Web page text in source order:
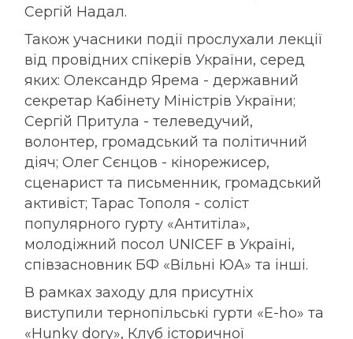
Сергій Надал.
Також учасники події прослухали лекції
від провідних спікерів України, серед
яких: Олександр Ярема - державний
секретар Кабінету Міністрів України;
Сергій Притула - телеведучий,
волонтер, громадський та політичний
діяч; Олег Сєнцов - кінорежисер,
сценарист та письменник, громадський
активіст; Тарас Тополя - соліст
популярного гурту «Антитіла»,
молодіжний посол UNICEF в Україні,
співзасновник БФ «Вільні ЮА» та інші.
В рамках заходу для присутніх
виступили тернопільські гурти «E-ho» та
«Hunky dory», Клуб історичної